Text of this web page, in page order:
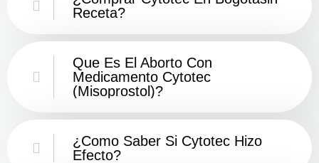
Receta?
Que Es El Aborto Con
Medicamento Cytotec
(misoprostol)?
¿Como Saber Si Cytotec Hizo
Efecto?